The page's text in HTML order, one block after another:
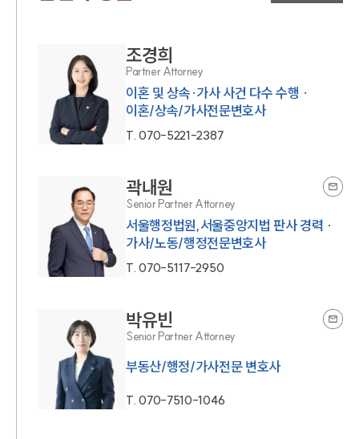
조경희
Partner Attorney
이혼 및 상속·가사 사건 다수 수행 ·
이혼/상속/가사전문변호사
T.070-5221-2387
곽내원
Senior Partner Attorney
서울행정법원,서울중앙지법 판사 경력 ·
가사/노동/행정전문변호사
T.070-5117-2950
박유빈
Senior Partner Attorney
부동산/행정/가사전문 변호사
T.070-7510-1046